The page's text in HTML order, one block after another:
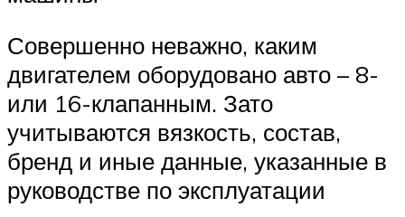
Совершенно неважно, каким
двигателем оборудовано авто – 8-
или 16-клапанным. Зато
учитываются вязкость, состав,
бренд и иные данные, указанные в
руководстве по эксплуатации